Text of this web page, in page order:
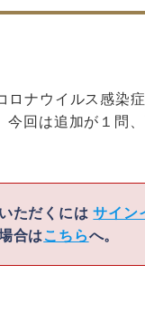
ロナウイルス感染
回は追加が１問
ただくにはサイン
合は こちらへ。